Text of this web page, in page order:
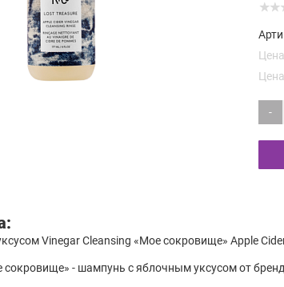
-
Vinegar Cleansing «Мое сокровище» Apple
сокровище» - шампунь с яблочным уксусом от